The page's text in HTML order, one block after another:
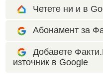
Четете ни и в
Абонамент за
Добавете
източник в Google